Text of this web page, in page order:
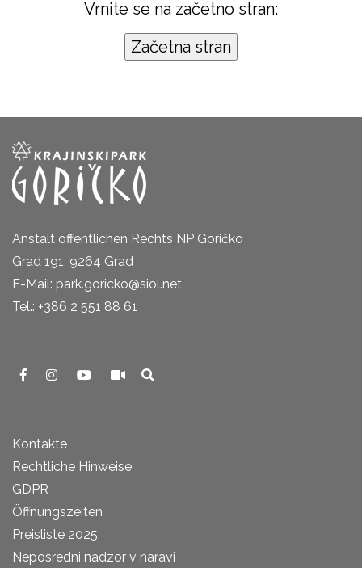
Vrnite se na začetno stran:
Anstalt öffentlichen Rechts NP Goričko
Grad 191, 9264 Grad
E-Mail: park.goricko@siol.net
Tel.: +386 2 551 88 61
Kontakte
Rechtliche Hinweise
GDPR
Öffnungszeiten
Preisliste 2025
Neposredni nadzor v naravi